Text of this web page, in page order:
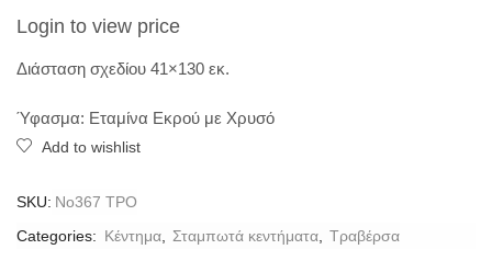
Login to view price
Διάσταση σχεδίου 41×130 εκ.
Ύφασμα: Εταμίνα Εκρού με Χρυσό
Add to wishlist
SKU: Νo367 TPO
Categories: Κέντημα Σταμπωτά κεντήματα Τραβέρσα